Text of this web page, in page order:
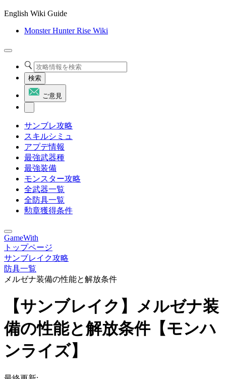
English Wiki Guide
Monster Hunter Rise Wiki
検索
ご意見
サンブレ攻略
スキルシミュ
アプデ情報
最強武器種
最強装備
モンスター攻略
全武器一覧
全防具一覧
勲章獲得条件
GameWith
トップページ
サンブレイク攻略
防具一覧
メルゼナ装備の性能と解放条件
【サンブレイク】メルゼナ装
備の性能と解放条件【モンハ
ンライズ】